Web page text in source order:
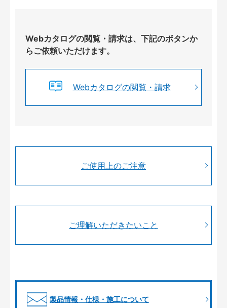
Webカタログの閲覧・請求は、下記のボタンか
らご依頼いただけます。
Webカタログの閲覧・請求
ご使用上のご注意
ご理解いただきたいこと
製品情報・仕様・施工について